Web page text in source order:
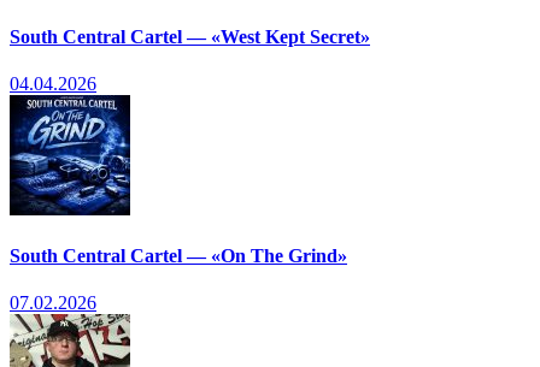
South Central Cartel — «West Kept Secret»
04.04.2026
South Central Cartel — «On The Grind»
07.02.2026